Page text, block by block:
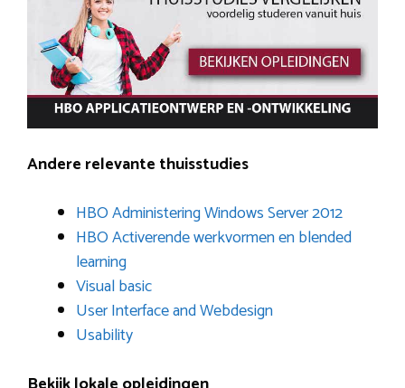
Andere relevante thuisstudies
HBO Administering Windows Server 2012
HBO Activerende werkvormen en blended
learning
Visual basic
User Interface and Webdesign
Usability